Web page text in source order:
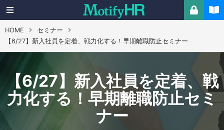
HOME
セミナー
【6/27】新入社員を定着、戦力化する！早期離職防止セミナー
【6/27】新入社員を定着、戦
力化する！早期離職防止セミ
ナー